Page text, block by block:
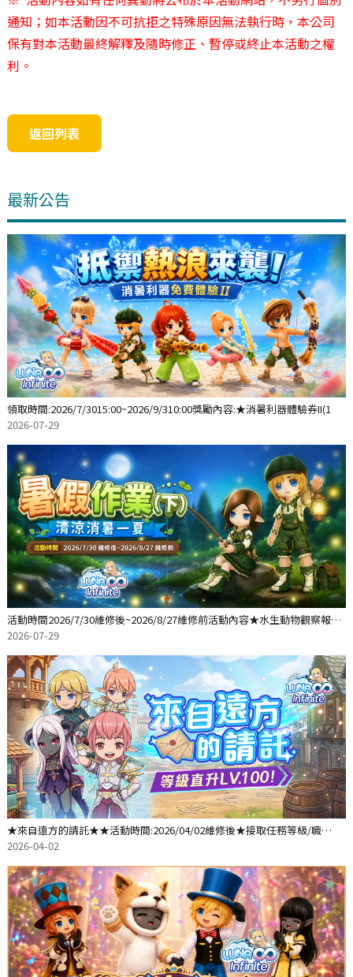
通知；如本活動因不可抗拒之特殊原因無法執行時，本公司
保有對本活動最終解釋及隨時修正、暫停或終止本活動之權
利。
返回列表
最新公告
領取時間:2026/7/3015:00~2026/9/310:00獎勵內容:★消暑利器體驗券II(1
2026-07-29
活動時間2026/7/30維修後~2026/8/27維修前活動內容★水生動物觀察報告
散頁活動期間內在
2026-07-29
★來自遠方的請託★★活動時間:2026/04/02維修後★接取任務等級/職
業: △【人精 精靈】
2026-04-02